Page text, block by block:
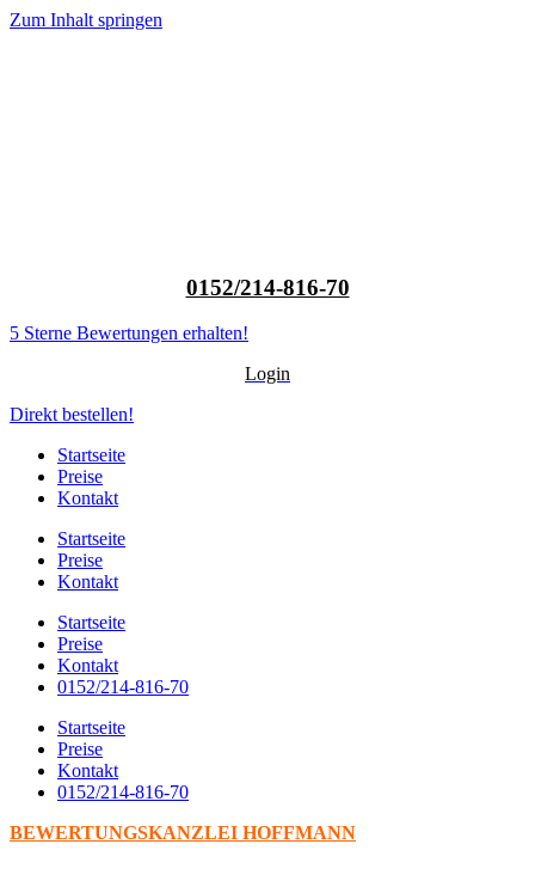
Zum Inhalt springen
0152/214-816-70
5 Sterne Bewertungen erhalten!
Login
Direkt bestellen!
Startseite
Preise
Kontakt
Startseite
Preise
Kontakt
Startseite
Preise
Kontakt
0152/214-816-70
Startseite
Preise
Kontakt
0152/214-816-70
BEWERTUNGSKANZLEI HOFFMANN